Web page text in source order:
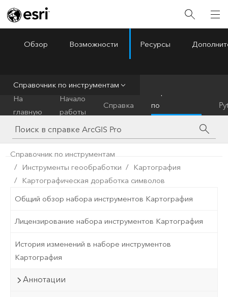
ArcGIS Pro
Обзор Возможности Ресурсы
Справочник по инструментам
На
главную
Начало
работы
Справка
по
инструментам
Справочник по инструментам
Инструменты геообработки
Картография
Картографическая доработка символов
Общий обзор набора инструментов Картография
Лицензирование набора инструментов Картография
История изменений в наборе инструментов
Картография
Аннотации